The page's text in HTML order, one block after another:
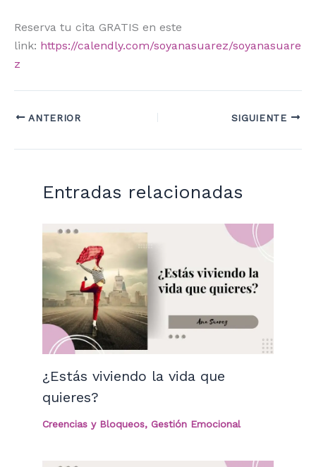
Reserva tu cita GRATIS en este
link: https://calendly.com/soyanasuarez/soyanasuare
z
ANTERIOR SIGUIENTE
Entradas relacionadas
¿Estás viviendo la vida que
quieres?
Creencias y Bloqueos, Gestión Emocional